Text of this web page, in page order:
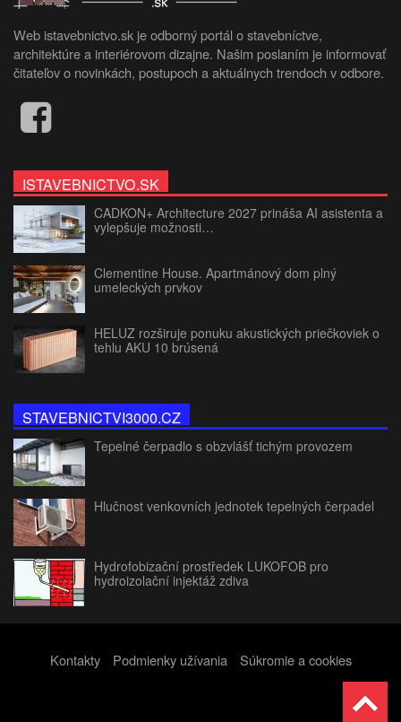
Web istavebnictvo.sk je odborný portál o stavebníctve,
architektúre a interiérovom dizajne. Našim poslaním je informovať
čitateľov o novinkách, postupoch a aktuálnych trendoch v odbore.
ISTAVEBNICTVO.SK
CADKON+ Architecture 2027 prináša AI asistenta a
vylepšuje možnosti…
Clementine House. Apartmánový dom plný
umeleckých prvkov
HELUZ rozširuje ponuku akustických priečkoviek o
tehlu AKU 10 brúsená
STAVEBNICTVI3000.CZ
Tepelné čerpadlo s obzvlášť tichým provozem
Hlučnost venkovních jednotek tepelných čerpadel
Hydrofobizační prostředek LUKOFOB pro
hydroizolační injektáž zdiva
Kontakty Podmienky užívania Súkromie a cookies